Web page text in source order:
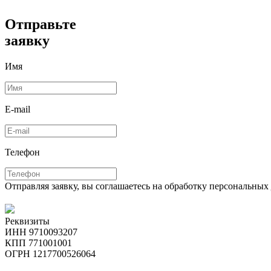
Отправьте
заявку
Имя
E-mail
Телефон
Отправляя заявку, вы соглашаетесь на обработку
Реквизиты
ИНН 9710093207
КПП 771001001
ОГРН 1217700526064